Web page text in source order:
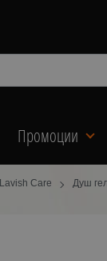
Промоции
Lavish Care Душ